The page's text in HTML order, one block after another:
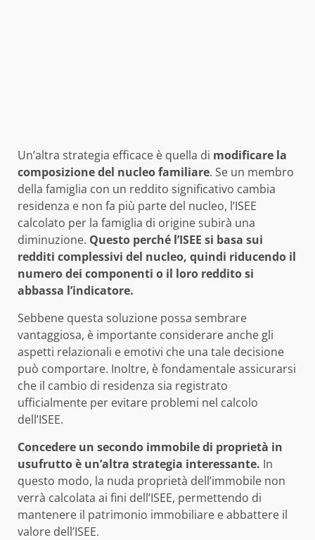
Un’altra strategia efficace è quella di modificare la
composizione del nucleo familiare. Se un membro
della famiglia con un reddito significativo cambia
residenza e non fa più parte del nucleo, l’ISEE
calcolato per la famiglia di origine subirà una
diminuzione. Questo perché l’ISEE si basa sui
redditi complessivi del nucleo, quindi riducendo il
numero dei componenti o il loro reddito si
abbassa l’indicatore.
Sebbene questa soluzione possa sembrare
vantaggiosa, è importante considerare anche gli
aspetti relazionali e emotivi che una tale decisione
può comportare. Inoltre, è fondamentale assicurarsi
che il cambio di residenza sia registrato
ufficialmente per evitare problemi nel calcolo
dell’ISEE.
Concedere un secondo immobile di proprietà in
usufrutto è un’altra strategia interessante. In
questo modo, la nuda proprietà dell’immobile non
verrà calcolata ai fini dell’ISEE, permettendo di
mantenere il patrimonio immobiliare e abbattere il
valore dell’ISEE.